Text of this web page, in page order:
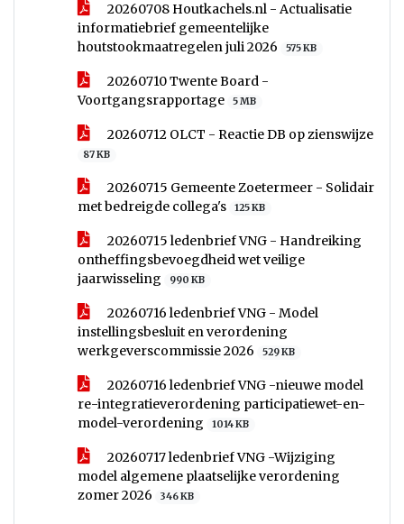
20260708 Houtkachels.nl - Actualisatie
informatiebrief gemeentelijke
houtstookmaatregelen juli 2026
575 KB
20260710 Twente Board -
Voortgangsrapportage
5 MB
20260712 OLCT - Reactie DB op zienswijze
87 KB
20260715 Gemeente Zoetermeer - Solidair
met bedreigde collega's
125 KB
20260715 ledenbrief VNG - Handreiking
ontheffingsbevoegdheid wet veilige
jaarwisseling
990 KB
20260716 ledenbrief VNG - Model
instellingsbesluit en verordening
werkgeverscommissie 2026
529 KB
20260716 ledenbrief VNG -nieuwe model
re-integratieverordening participatiewet-en-
model-verordening
1014 KB
20260717 ledenbrief VNG -Wijziging
model algemene plaatselijke verordening
zomer 2026
346 KB